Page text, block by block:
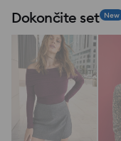
Dokončite set New